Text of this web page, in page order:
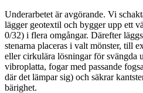
Underarbetet är avgörande. Vi
lägger geotextil och bygger upp ett
0/32) i flera omgångar. Därefter
stenarna placeras i valt mönster, till
eller cirkulära lösningar för svängda
vibroplatta, fogar med passande
där det lämpar sig) och säkrar
bärighet.